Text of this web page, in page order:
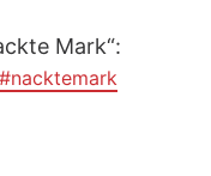
Mark“: